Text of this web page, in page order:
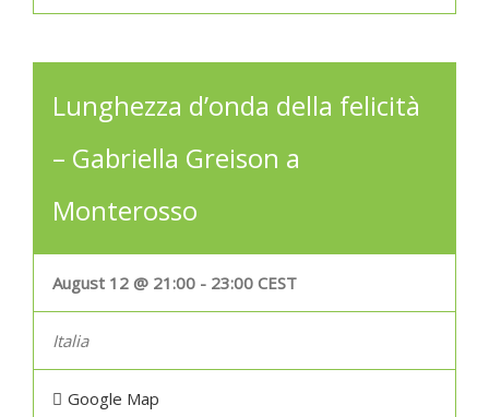
Lunghezza d’onda della felicità
– Gabriella Greison a
Monterosso
August 12 @ 21:00 - 23:00 CEST
Italia
Google Map